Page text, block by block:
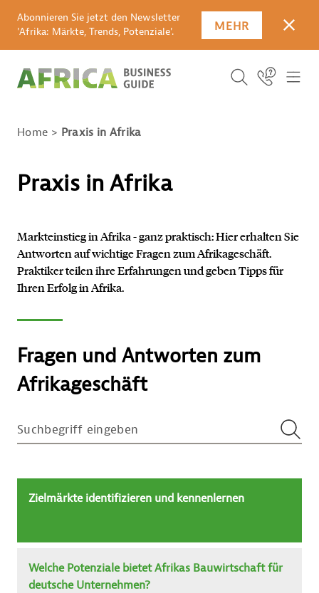
Abonnieren Sie jetzt den Newsletter
'Afrika: Märkte, Trends, Potenziale'.
MEHR
ICON
SUCHBEGRIFF
SUCHEN
Icon Link
Home Praxis in Afrika
Praxis in Afrika
Markteinstieg in Afrika - ganz praktisch: Hier erhalten Sie
Antworten auf wichtige Fragen zum Afrikageschäft.
Praktiker teilen ihre Erfahrungen und geben Tipps für
Ihren Erfolg in Afrika.
Fragen und Antworten zum
Afrikageschäft
Zielmärkte identifizieren und kennenlernen
Welche Potenziale bietet Afrikas Bauwirtschaft für
deutsche Unternehmen?